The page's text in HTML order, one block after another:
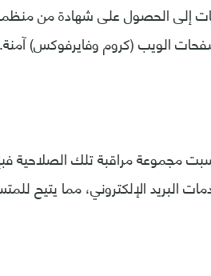
إلى الحصول على شهادة من
الويب (كروم وفايرفوكس) آمنة.
مجموعة مراقبة تلك الصلاحية
البريد الإلكتروني، مما يتيح